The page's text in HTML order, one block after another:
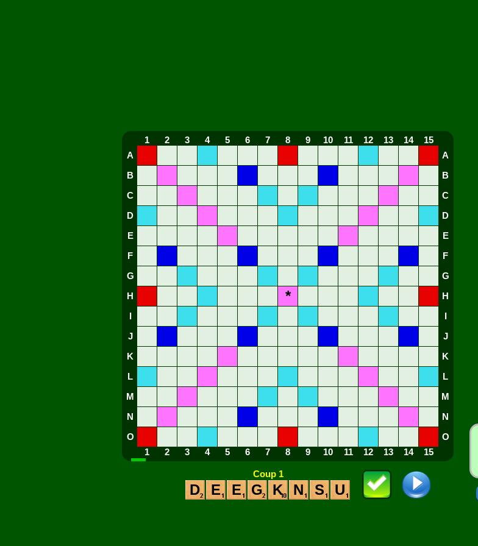
1 2 3 4 5 6 7 8 9 10 11 12 13 14
15
A
A
B B
C C
D D
E E
F F
G G
H * H
J J
K K
L L
M M
N N
O
O
1
2 3 4 5 6 7 8 9 10 11 12 13 14 15
Coup 1
D E E G K N S U